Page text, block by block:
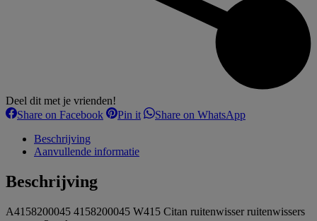
Deel dit met je vrienden!
Share on FacebookSharePin itShareShare on WhatsAppShare
Beschrijving
Aanvullende informatie
Beschrijving
A4158200045 4158200045 W415 Citan ruitenwisser ruitenwissers